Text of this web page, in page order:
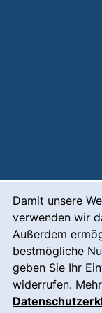
Damit unsere
verwenden wir
Außerdem
bestmögliche
geben Sie Ihr
widerrufen.